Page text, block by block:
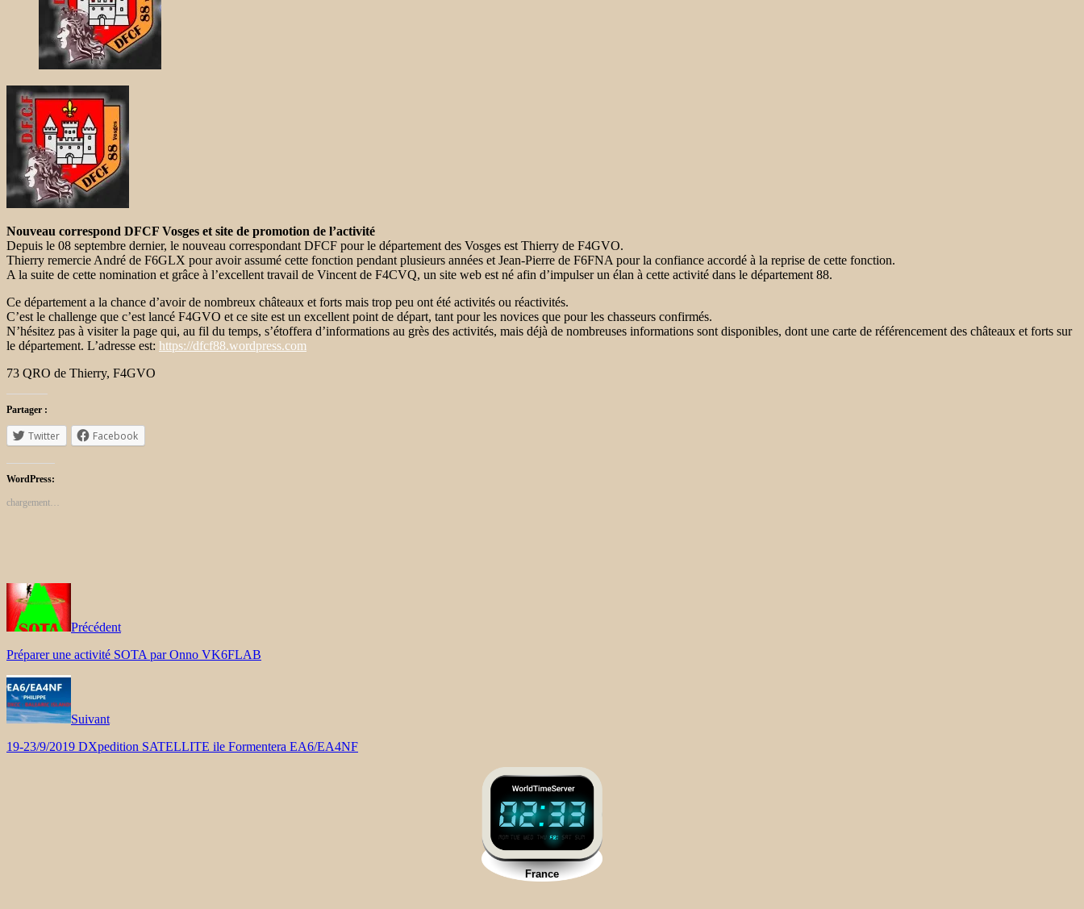
Nouveau correspond DFCF Vosges et site de promotion de l’activité
Depuis le 08 septembre dernier, le nouveau correspondant DFCF pour le département des Vosges est Thierry de F4GVO.
Thierry remercie André de F6GLX pour avoir assumé cette fonction pendant plusieurs années et Jean-Pierre de F6FNA pour la confiance accordé à la reprise de cette fonction.
A la suite de cette nomination et grâce à l’excellent travail de Vincent de F4CVQ, un site web est né afin d’impulser un élan à cette activité dans le département 88.
Ce département a la chance d’avoir de nombreux châteaux et forts mais trop peu ont été activités ou réactivités.
C’est le challenge que c’est lancé F4GVO et ce site est un excellent point de départ, tant pour les novices que pour les chasseurs confirmés.
N’hésitez pas à visiter la page qui, au fil du temps, s’étoffera d’informations au grès des activités, mais déjà de nombreuses informations sont disponibles, dont une carte de référencement des châteaux et forts sur
le département. L’adresse est: https://dfcf88.wordpress.com
73 QRO de Thierry, F4GVO
Partager :
Twitter Facebook
WordPress:
chargement…
Précédent
Préparer une activité SOTA par Onno VK6FLAB
Suivant
19-23/9/2019 DXpedition SATELLITE ile Formentera EA6/EA4NF